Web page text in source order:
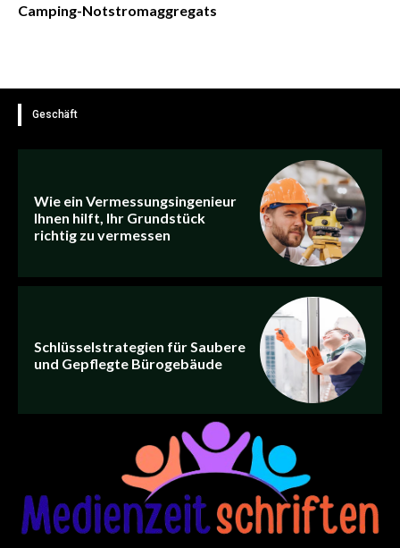
Camping-Notstromaggregats
Geschäft
Wie ein Vermessungsingenieur
Ihnen hilft, Ihr Grundstück
richtig zu vermessen
Schlüsselstrategien für Saubere
und Gepflegte Bürogebäude